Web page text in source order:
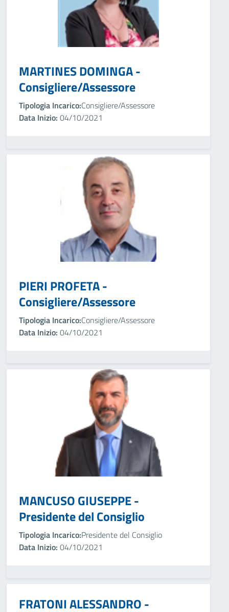
MARTINES DOMINGA -
Consigliere/Assessore
Tipologia Incarico:Consigliere/Assessore
Data Inizio: 04/10/2021
PIERI PROFETA -
Consigliere/Assessore
Tipologia Incarico:Consigliere/Assessore
Data Inizio: 04/10/2021
MANCUSO GIUSEPPE -
Presidente del Consiglio
Tipologia Incarico:Presidente del Consiglio
Data Inizio: 04/10/2021
FRATONI ALESSANDRO -